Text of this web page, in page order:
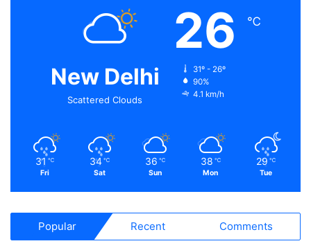
New Delhi
Scattered Clouds
26 ℃
31º - 26º
90%
4.1 km/h
31 ℃
Fri
34 ℃
Sat
36 ℃
Sun
38 ℃
Mon
29 ℃
Tue
Popular Recent Comments